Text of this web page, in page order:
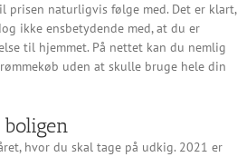
prisen naturligvis følge med. Det er klart,
ikke ensbetydende med, at du er
til hjemmet. På nettet kan du nemlig
uden at skulle bruge hele din
hvor du skal tage på udkig. 2021 er